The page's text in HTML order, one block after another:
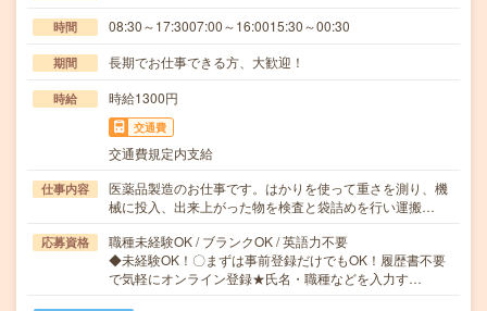
時間 08:30～17:3007:00～16:0015:30～00:30
期間 長期でお仕事できる方、大歓迎！
時給 時給1300円
交通費
交通費規定内支給
仕事内容
医薬品製造のお仕事です。はかりを使って重さを測り、機
械に投入、出来上がった物を検査と袋詰めを行い運搬…
応募資格
職種未経験OK / ブランクOK / 英語力不要
◆未経験OK！〇まずは事前登録だけでもOK！履歴書不要
で気軽にオンライン登録★氏名・職種などを入力す…